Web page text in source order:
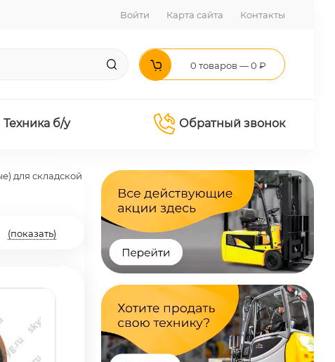
Войти Карта сайта Контакты
0 товаров — 0 ₽
Техника б/у Обратный звонок
для складской
(показать)